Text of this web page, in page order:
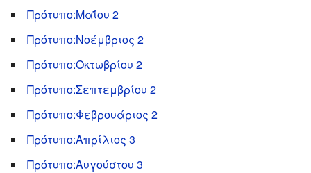
Πρότυπο:Μαΐου 2
Πρότυπο:Νοέμβριος 2
Πρότυπο:Οκτωβρίου 2
Πρότυπο:Σεπτεμβρίου 2
Πρότυπο:Φεβρουάριος 2
Πρότυπο:Απρίλιος 3
Πρότυπο:Αυγούστου 3